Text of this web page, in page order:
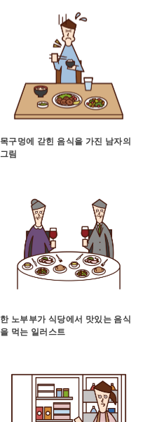
목구멍에 갇힌 음식을 가진 남자의
그림
한 노부부가 식당에서 맛있는 음식
을 먹는 일러스트